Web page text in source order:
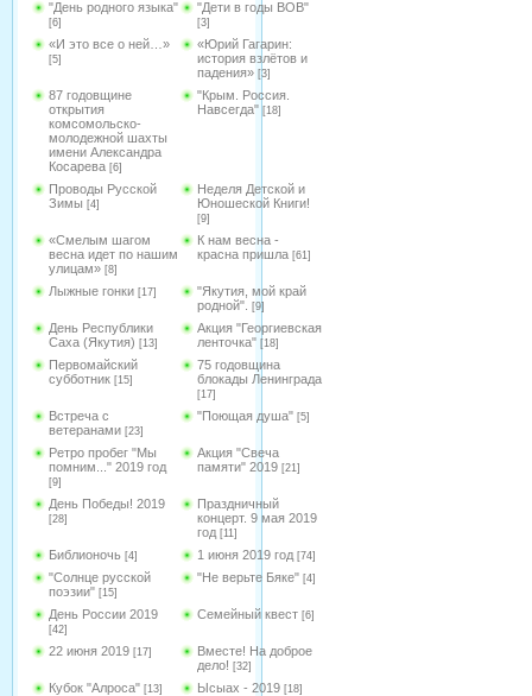
"День родного языка"
[6]
"Дети в годы ВОВ"
[3]
«И это все о ней…»
[5]
«Юрий Гагарин:
история взлётов и
падения» [3]
87 годовщине
открытия
комсомольско-
молодежной шахты
имени Александра
Косарева [6]
"Крым. Россия.
Навсегда" [18]
Проводы Русской
Зимы [4]
Неделя Детской и
Юношеской Книги!
[9]
«Смелым шагом
весна идет по нашим
улицам» [8]
К нам весна -
красна пришла [61]
Лыжные гонки [17]
"Якутия, мой край
родной".
[9]
День Республики
Саха (Якутия) [13]
Акция "Георгиевская
ленточка" [18]
Первомайский
субботник [15]
75 годовщина
блокады Ленинграда
[17]
Встреча с
ветеранами [23]
"Поющая душа" [5]
Ретро пробег "Мы
помним..." 2019 год
[9]
Акция "Свеча
памяти" 2019 [21]
День Победы! 2019
[28]
Праздничный
концерт. 9 мая 2019
год [11]
Библионочь [4] 1 июня 2019 год [74]
"Солнце русской
поэзии" [15]
"Не верьте Бяке" [4]
День России 2019
[42]
Семейный квест [6]
22 июня 2019 [17]
Вместе! На доброе
дело! [32]
Кубок "Алроса" [13] Ысыах - 2019 [18]